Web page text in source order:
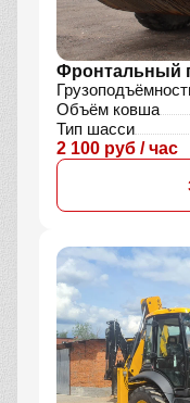
Фронтальный
Объём ковша
Тип шасси
2 100 руб / час